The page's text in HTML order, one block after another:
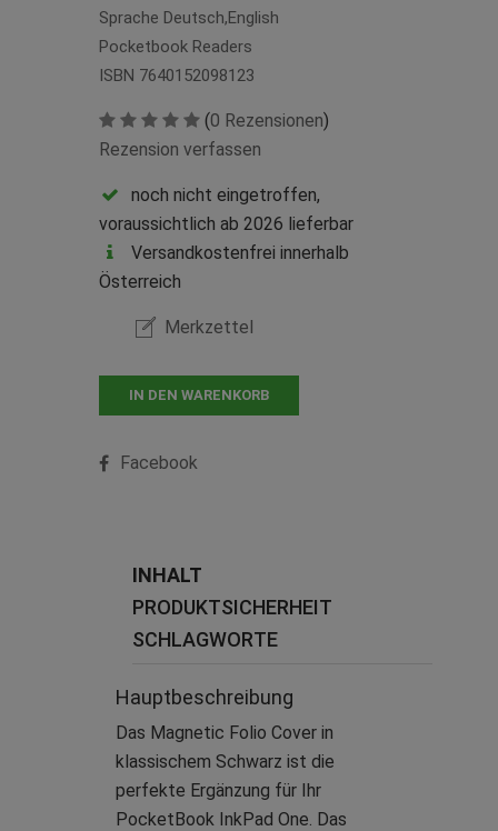
Sprache Deutsch,English
Pocketbook Readers
ISBN 7640152098123
(0 Rezensionen)
Rezension verfassen
noch nicht eingetroffen,
voraussichtlich ab 2026 lieferbar
Versandkostenfrei innerhalb
Österreich
Merkzettel
IN DEN WARENKORB
Facebook
INHALT
PRODUKTSICHERHEIT
SCHLAGWORTE
Hauptbeschreibung
Das Magnetic Folio Cover in
klassischem Schwarz ist die
perfekte Ergänzung für Ihr
PocketBook InkPad One. Das